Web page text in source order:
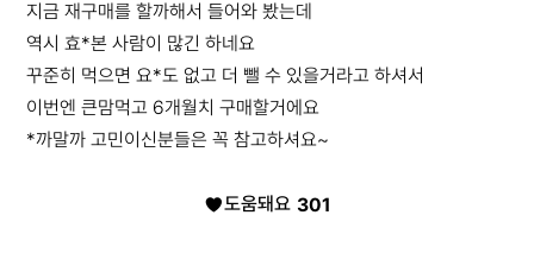
지금 재구매를 할까해서 들어와 봤는데
역시 효*본 사람이 많긴 하네요
꾸준히 먹으면 요*도 없고 더 뺄 수 있을거라고 하셔서
이번엔 큰맘먹고 6개월치 구매할거에요
*까말까 고민이신분들은 꼭 참고하셔요~
도움돼요 301